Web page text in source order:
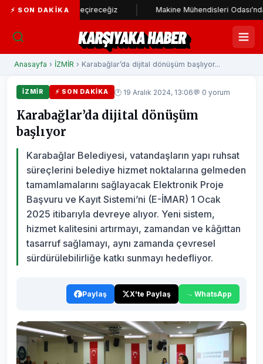
⚡ SON DAKIKA
hayata geçireceğiz Makine Mühendisleri Odası'ndan Başkan
KARŞIYAKA HABER
Anasayfa › İZMİR › Karabağlar’da dijital dönüşüm başlıyor...
İZMİR ⚡ SON DAKIKA 🕐 19 Aralık 2024, 13:06💬 0 yorum
Karabağlar’da dijital dönüşüm
başlıyor
Karabağlar Belediyesi, vatandaşların yapı ruhsat
süreçlerini belediye hizmet noktalarına gelmeden
tamamlamalarını sağlayacak Elektronik Proje
Başvuru ve Kayıt Sistemi’ni (E-İMAR) 1 Ocak
2025 itibarıyla devreye alıyor. Yeni sistem,
hizmet kalitesini artırmayı, zamandan ve kâğıttan
tasarruf sağlamayı, aynı zamanda çevresel
sürdürülebilirliğe katkı sunmayı hedefliyor.
Paylaş X'te Paylaş WhatsApp